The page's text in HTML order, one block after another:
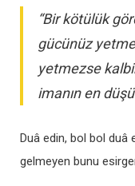
“Bir kötülük
gücünüz
yetmezse
imanın en
Duâ edin, bol bol duâ
gelmeyen bunu